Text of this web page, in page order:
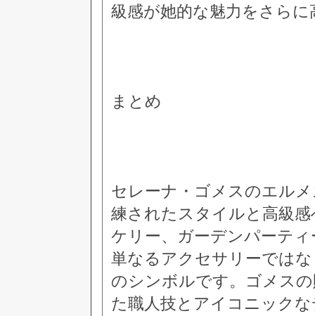
級感が她的な魅力をさら
まとめ
セレーナ・ゴメスのエル
練されたスタイルと高級
ケリー、ガーデンパーテ
単なるアクセサリーでは
のシンボルです。ゴメス
た職人技とアイコニック